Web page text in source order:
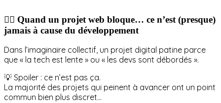
😵‍💫 Quand un projet web bloque… ce n’est (presque)
jamais à cause du développement
Dans l’imaginaire collectif, un projet digital patine parce
que « la tech est lente » ou « les devs sont débordés ».
💡 Spoiler : ce n’est pas ça.
La majorité des projets qui peinent à avancer ont un point
commun bien plus discret…